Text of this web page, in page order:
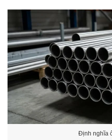
Định nghĩa